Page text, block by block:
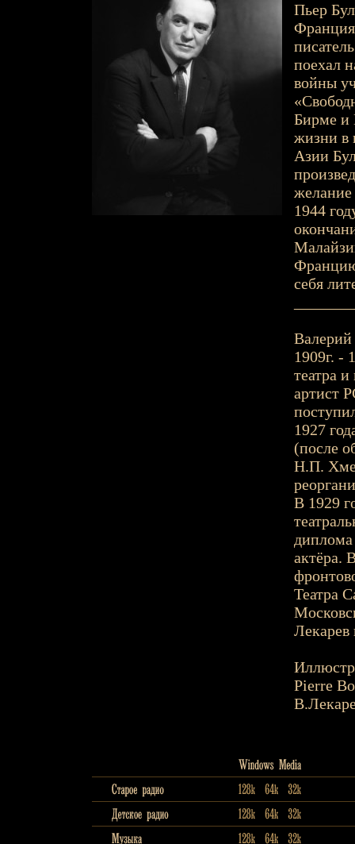
Пьер
поехал
войны
Бирме и
жизни в
Азии
желание
1944
себя
Валерий
1909г. -
театра
артист
1927
(после
Н.П.
В 1929
диплома
актёра.
Театра
Лекарев
Pierre